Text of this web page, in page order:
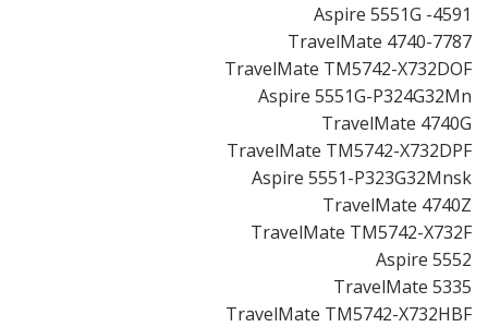
Aspire 5551G -4591
TravelMate 4740-7787
TravelMate TM5742-X732DOF
Aspire 5551G-P324G32Mn
TravelMate 4740G
TravelMate TM5742-X732DPF
Aspire 5551-P323G32Mnsk
TravelMate 4740Z
TravelMate TM5742-X732F
Aspire 5552
TravelMate 5335
TravelMate TM5742-X732HBF